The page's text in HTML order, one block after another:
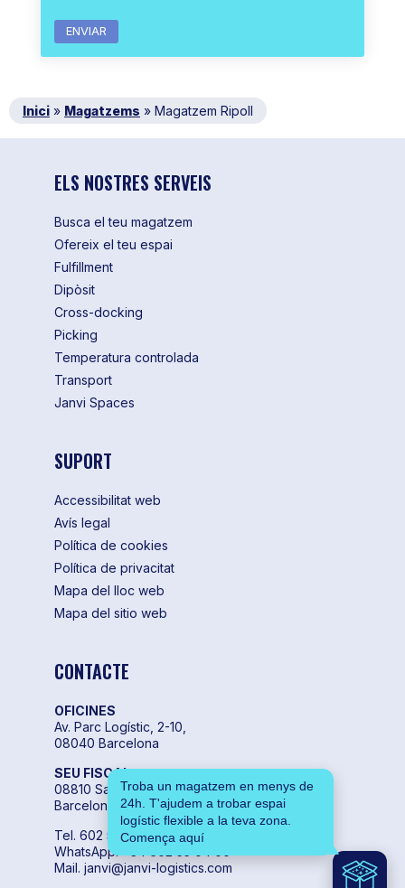
Inici » Magatzems » Magatzem Ripoll
ELS NOSTRES SERVEIS
Busca el teu magatzem
Ofereix el teu espai
Fulfillment
Dipòsit
Cross-docking
Picking
Temperatura controlada
Transport
Janvi Spaces
SUPORT
Accessibilitat web
Avís legal
Política de cookies
Política de privacitat
Mapa del lloc web
Mapa del sitio web
CONTACTE
OFICINES
Av. Parc Logístic, 2-10,
08040 Barcelona
SEU FISCAL
08810 Sant Pere de Ribes,
Barcelona
Tel. 602 55 04 00
WhatsApp. +34 602 55 04 00
Mail. janvi@janvi-logistics.com
Troba un magatzem en menys de
24h. T'ajudem a trobar espai
logístic flexible a la teva zona.
Comença aquí